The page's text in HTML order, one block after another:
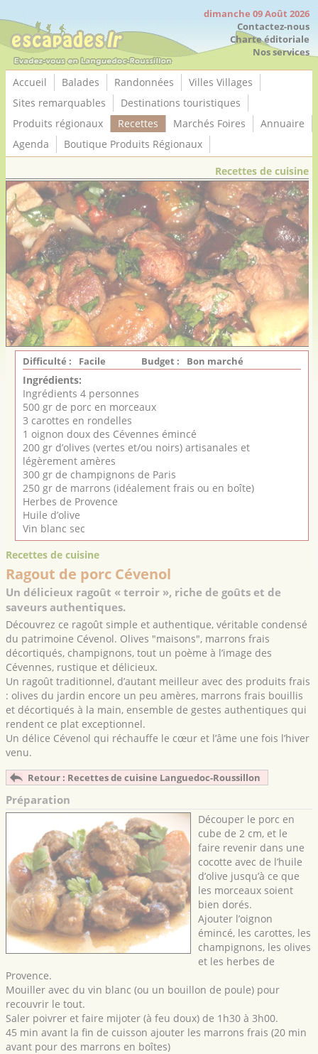
dimanche 09 Août 2026
Contactez-nous
Charte éditoriale
Nos services
Accueil Balades Randonnées
Villes Villages
Sites remarquables
Destinations touristiques
Produits régionaux
Recettes Marchés Foires
Annuaire
Agenda
Boutique Produits Régionaux
Recettes de cuisine
Difficulté : Facile Budget : Bon marché
Ingrédients:
Ingrédients 4 personnes
500 gr de porc en morceaux
3 carottes en rondelles
1 oignon doux des Cévennes émincé
200 gr d’olives (vertes et/ou noirs) artisanales et
légèrement amères
300 gr de champignons de Paris
250 gr de marrons (idéalement frais ou en boîte)
Herbes de Provence
Huile d’olive
Vin blanc sec
Recettes de cuisine
Ragout de porc Cévenol
Un délicieux ragoût « terroir », riche de goûts et de
saveurs authentiques.
Découvrez ce ragoût simple et authentique, véritable condensé
du patrimoine Cévenol. Olives "maisons", marrons frais
décortiqués, champignons, tout un poème à l’image des
Cévennes, rustique et délicieux.
Un ragoût traditionnel, d’autant meilleur avec des produits frais
: olives du jardin encore un peu amères, marrons frais bouillis
et décortiqués à la main, ensemble de gestes authentiques qui
rendent ce plat exceptionnel.
Un délice Cévenol qui réchauffe le cœur et l’âme une fois l’hiver
venu.
Retour : Recettes de cuisine Languedoc-Roussillon
Préparation
Découper le porc en
cube de 2 cm, et le
faire revenir dans une
cocotte avec de l’huile
d’olive jusqu’à ce que
les morceaux soient
bien dorés.
Ajouter l’oignon
émincé, les carottes, les
champignons, les olives
et les herbes de
Provence.
Mouiller avec du vin blanc (ou un bouillon de poule) pour
recouvrir le tout.
Saler poivrer et faire mijoter (à feu doux) de 1h30 à 3h00.
45 min avant la fin de cuisson ajouter les marrons frais (20 min
avant pour des marrons en boîtes)